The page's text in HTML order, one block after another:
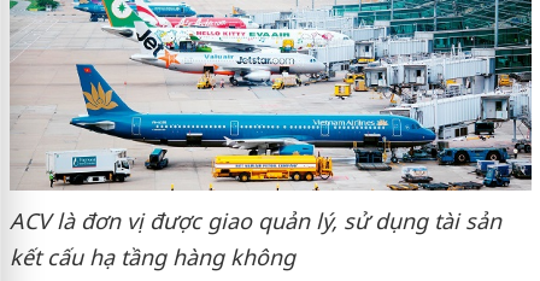
ACV là đơn vị được giao quản lý, sử dụng tài sản
kết cấu hạ tầng hàng không